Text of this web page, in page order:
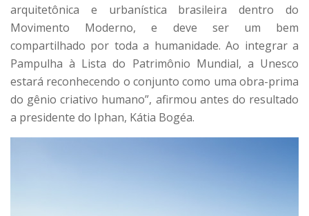
arquitetônica e urbanística brasileira dentro do
Movimento Moderno, e deve ser um bem
compartilhado por toda a humanidade. Ao integrar a
Pampulha à Lista do Patrimônio Mundial, a Unesco
estará reconhecendo o conjunto como uma obra-prima
do gênio criativo humano”, afirmou antes do resultado
a presidente do Iphan, Kátia Bogéa.